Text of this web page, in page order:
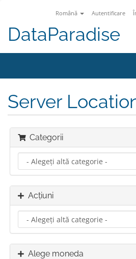
Română Autentificare
DataParadise
Server
Categorii
Acțiuni
Alege moneda